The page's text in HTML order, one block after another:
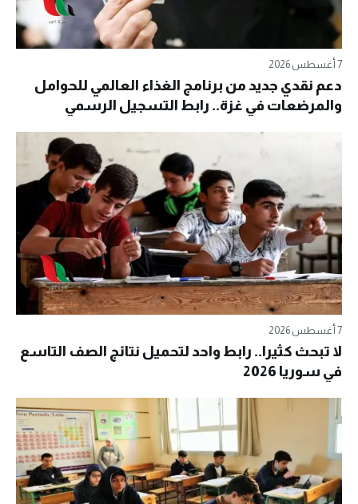
7 أغسطس 2026
دعم نقدي جديد من برنامج الغذاء العالمي للحوامل
والمرضعات في غزة.. رابط التسجيل الرسمي
7 أغسطس 2026
لا تبحث كثيرا.. رابط واحد لتحميل نتائج الصف التاسع
في سوريا 2026